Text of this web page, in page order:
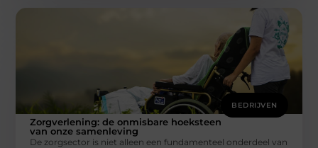
BEDRIJVEN
Zorgverlening: de onmisbare hoeksteen
van onze samenleving
De zorgsector is niet alleen een fundamenteel onderdeel van